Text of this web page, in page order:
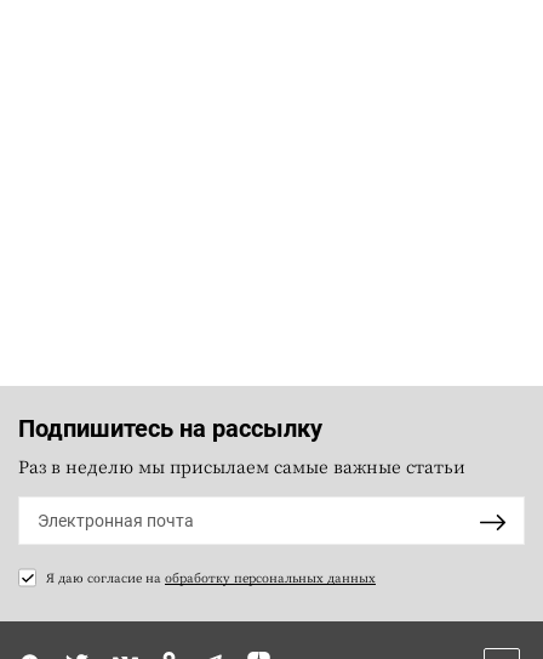
Подпишитесь на рассылку
Раз в неделю мы присылаем самые важные статьи
Я даю согласие на обработку персональных данных